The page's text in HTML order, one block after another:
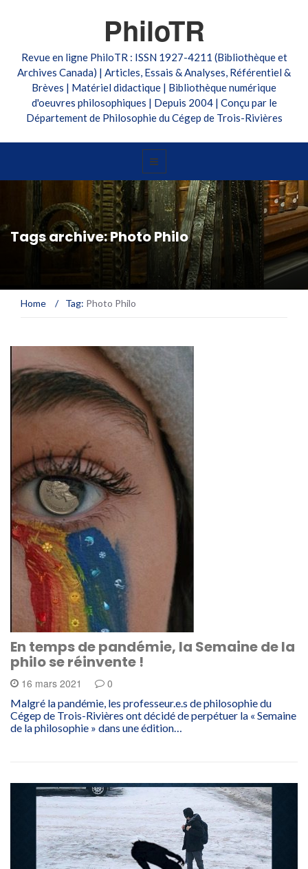
PhiloTR
Revue en ligne PhiloTR : ISSN 1927-4211 (Bibliothèque et
Archives Canada) | Articles, Essais & Analyses, Référentiel &
Brèves | Matériel didactique | Bibliothèque numérique
d'oeuvres philosophiques | Depuis 2004 | Conçu par le
Département de Philosophie du Cégep de Trois-Rivières
Tags archive: Photo Philo
Home / Tag: Photo Philo
En temps de pandémie, la Semaine de la
philo se réinvente !
16 mars 2021 0
Malgré la pandémie, les professeur.e.s de philosophie du
Cégep de Trois-Rivières ont décidé de perpétuer la « Semaine
de la philosophie » dans une édition…